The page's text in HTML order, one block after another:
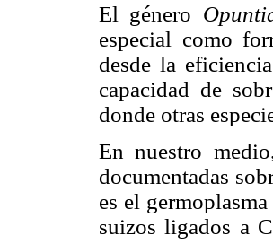
El género
especial como
desde la
capacidad de
donde otras
En nuestro
documentadas
es el
suizos ligados a